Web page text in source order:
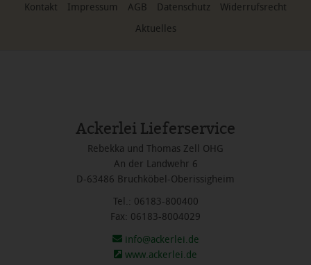
Kontakt Impressum AGB Datenschutz
Widerrufsrecht
Aktuelles
Ackerlei Lieferservice
Rebekka und Thomas Zell OHG
An der Landwehr 6
D-63486 Bruchköbel-Oberissigheim
Tel.: 06183-800400
Fax: 06183-8004029
info@ackerlei.de
www.ackerlei.de